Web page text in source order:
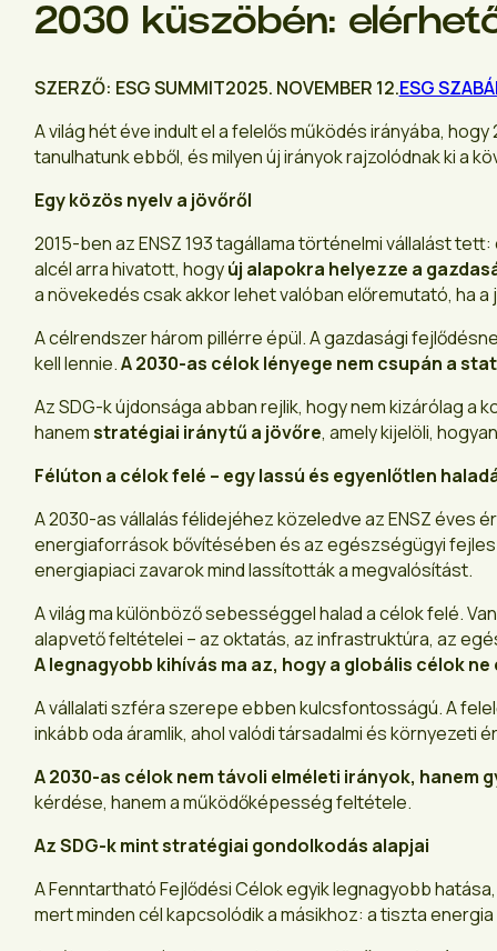
2030 küszöbén:
SZERZŐ: ESG SUMMIT2025. NOVEMBER 12.ESG
A világ hét éve indult el a felelős működés irányába,
tanulhatunk ebből, és milyen új irányok rajzolódnak ki a
Egy közös nyelv a jövőről
2015-ben az ENSZ 193 tagállama történelmi vállalást
alcél arra hivatott, hogyúj alapokra helyezze a
a növekedés csak akkor lehet valóban előremutató, ha
A célrendszer három pillérre épül. A gazdasági
kell lennie.A 2030-as célok lényege nem csupán a
Az SDG-k újdonsága abban rejlik, hogy nem kizárólag a
hanemstratégiai iránytű a jövőre, amely kijelöli,
Félúton a célok felé – egy lassú és egyenlőtlen
A 2030-as vállalás félidejéhez közeledve az ENSZ
energiaforrások bővítésében és az egészségügyi
energiapiaci zavarok mind lassították a megvalósítást.
A világ ma különböző sebességgel halad a célok felé.
alapvető feltételei – az oktatás, az infrastruktúra, az
A legnagyobb kihívás ma az, hogy a globális célok
A vállalati szféra szerepe ebben kulcsfontosságú. A
inkább oda áramlik, ahol valódi társadalmi és
A 2030-as célok nem távoli elméleti irányok, hanem
kérdése, hanem a működőképesség feltétele.
Az SDG-k mint stratégiai gondolkodás alapjai
A Fenntartható Fejlődési Célok egyik legnagyobb
mert minden cél kapcsolódik a másikhoz: a tiszta